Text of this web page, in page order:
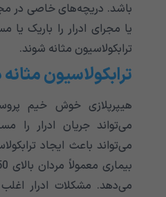
باشد. دریچه‌های خاصی در
یا مجرای ادرار را باریک
ترابکولاسیون مثانه شوند.
ترابکولاسیون
می‌‌‌‌‌‌‌‌‌‌‌‌‌تواند جریان ادرار را
می‌‌‌‌‌‌‌‌‌‌‌‌‌تواند باعث ایجاد
می‌‌‌‌‌‌‌‌‌‌‌‌‌دهد. مشکلات ادرار